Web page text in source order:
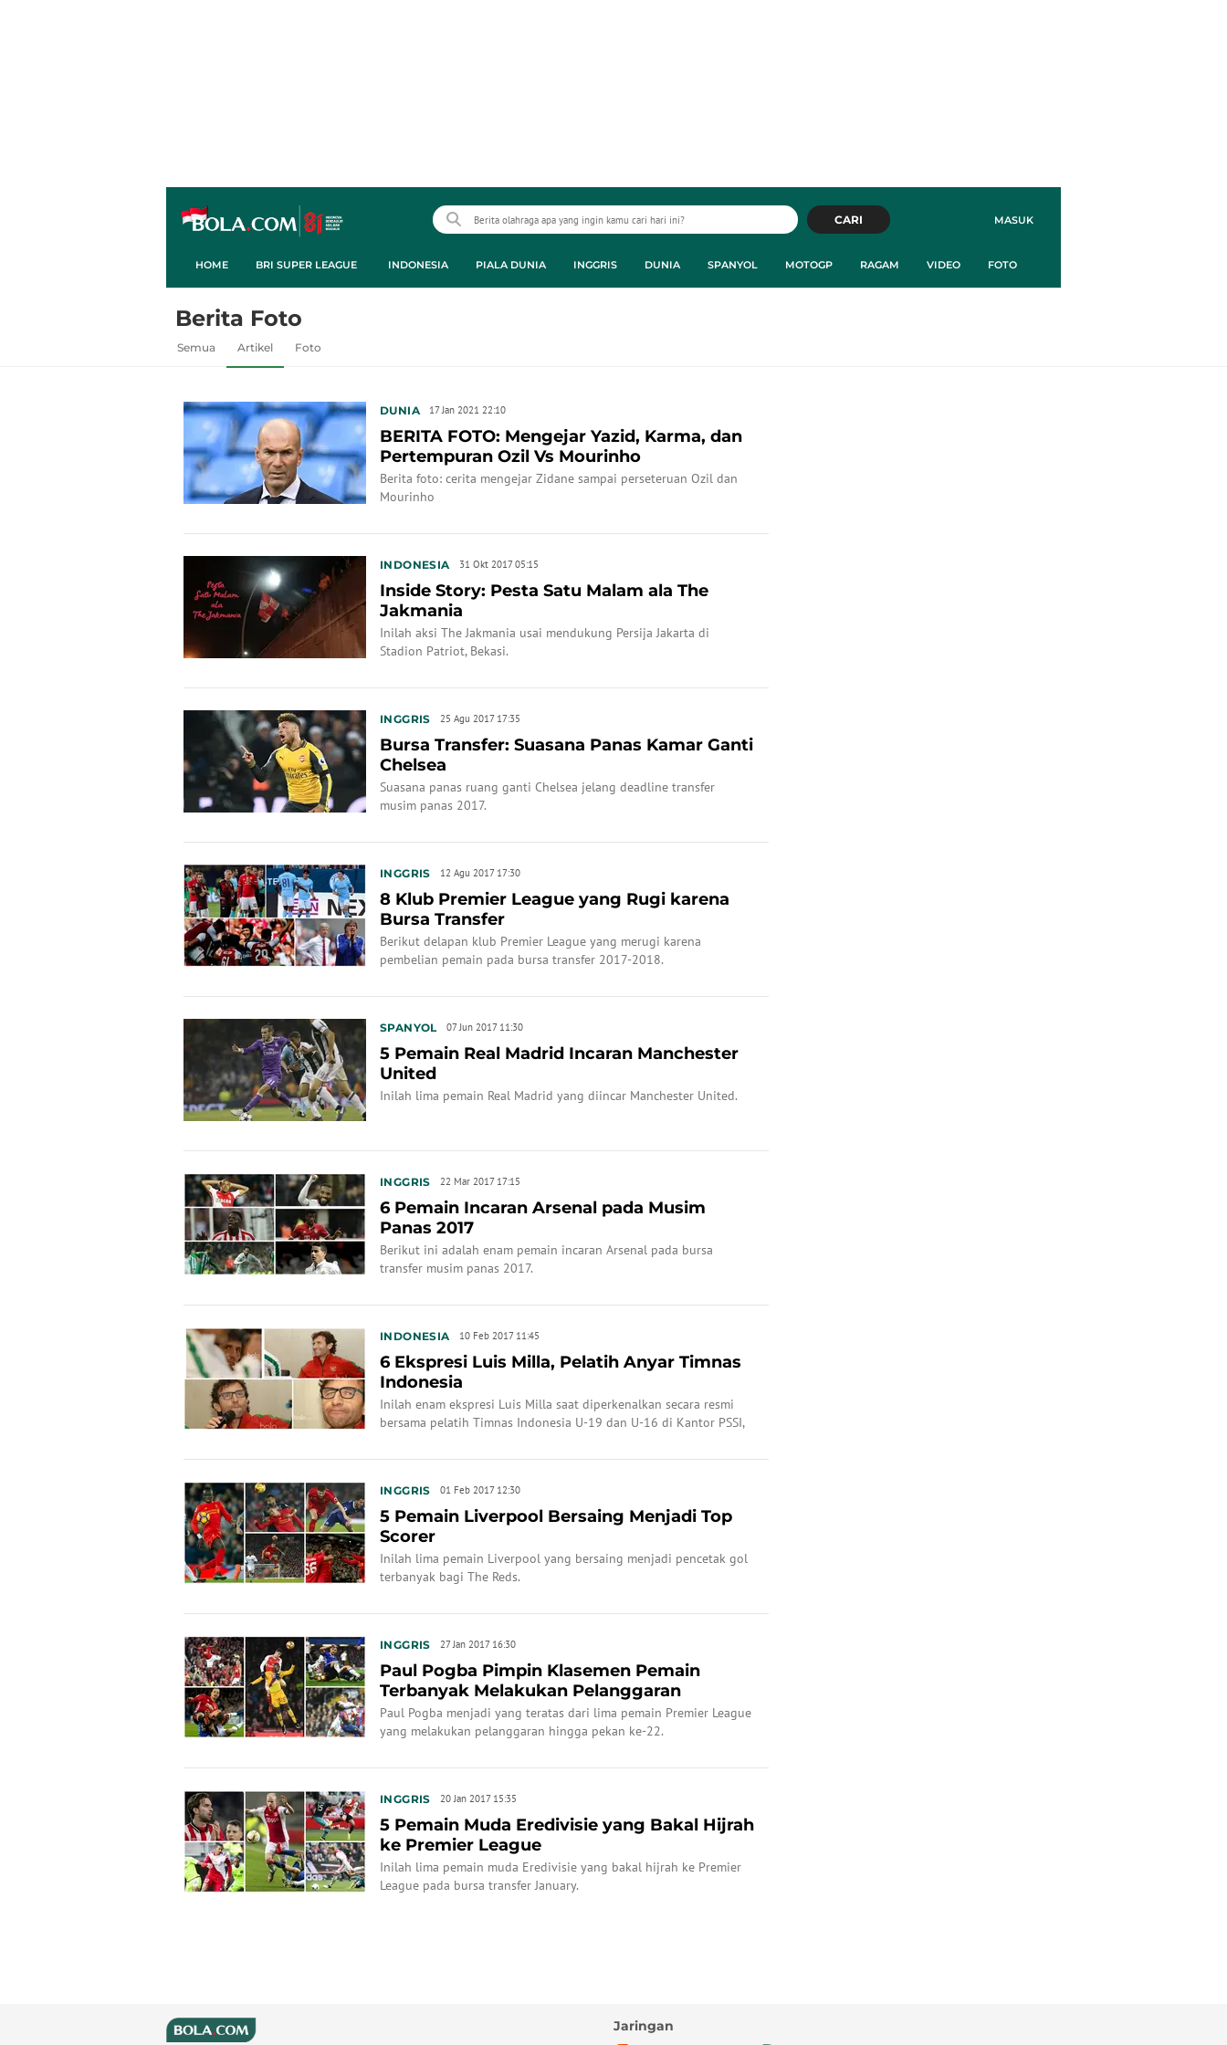
MASUK
CARI
HOME BRI SUPER LEAGUE INDONESIA PIALA DUNIA INGGRIS DUNIA SPANYOL MOTOGP RAGAM VIDEO FOTO
Berita Foto
Semua Artikel Foto
DUNIA 17 Jan 2021 22:10
BERITA FOTO: Mengejar Yazid, Karma, dan
Pertempuran Ozil Vs Mourinho
Berita foto: cerita mengejar Zidane sampai perseteruan Ozil dan
Mourinho
INDONESIA 31 Okt 2017 05:15
Inside Story: Pesta Satu Malam ala The
Jakmania
Inilah aksi The Jakmania usai mendukung Persija Jakarta di
Stadion Patriot, Bekasi.
INGGRIS 25 Agu 2017 17:35
Bursa Transfer: Suasana Panas Kamar Ganti
Chelsea
Suasana panas ruang ganti Chelsea jelang deadline transfer
musim panas 2017.
INGGRIS 12 Agu 2017 17:30
8 Klub Premier League yang Rugi karena
Bursa Transfer
Berikut delapan klub Premier League yang merugi karena
pembelian pemain pada bursa transfer 2017-2018.
SPANYOL 07 Jun 2017 11:30
5 Pemain Real Madrid Incaran Manchester
United
Inilah lima pemain Real Madrid yang diincar Manchester United.
INGGRIS 22 Mar 2017 17:15
6 Pemain Incaran Arsenal pada Musim
Panas 2017
Berikut ini adalah enam pemain incaran Arsenal pada bursa
transfer musim panas 2017.
INDONESIA 10 Feb 2017 11:45
6 Ekspresi Luis Milla, Pelatih Anyar Timnas
Indonesia
Inilah enam ekspresi Luis Milla saat diperkenalkan secara resmi
bersama pelatih Timnas Indonesia U-19 dan U-16 di Kantor PSSI,
INGGRIS 01 Feb 2017 12:30
5 Pemain Liverpool Bersaing Menjadi Top
Scorer
Inilah lima pemain Liverpool yang bersaing menjadi pencetak gol
terbanyak bagi The Reds.
INGGRIS 27 Jan 2017 16:30
Paul Pogba Pimpin Klasemen Pemain
Terbanyak Melakukan Pelanggaran
Paul Pogba menjadi yang teratas dari lima pemain Premier League
yang melakukan pelanggaran hingga pekan ke-22.
INGGRIS 20 Jan 2017 15:35
5 Pemain Muda Eredivisie yang Bakal Hijrah
ke Premier League
Inilah lima pemain muda Eredivisie yang bakal hijrah ke Premier
League pada bursa transfer January.
Jaringan